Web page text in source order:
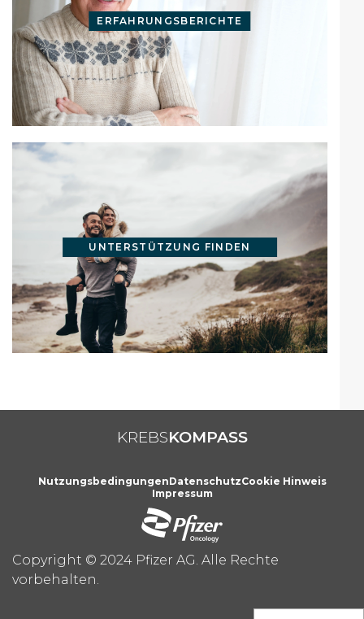
ERFAHRUNGSBERICHTE
UNTERSTÜTZUNG FINDEN
KREBSKOMPASS
Footer
NutzungsbedingungenDatenschutzCookie Hinweis
Impressum
Copyright © 2024 Pfizer AG. Alle Rechte
vorbehalten.